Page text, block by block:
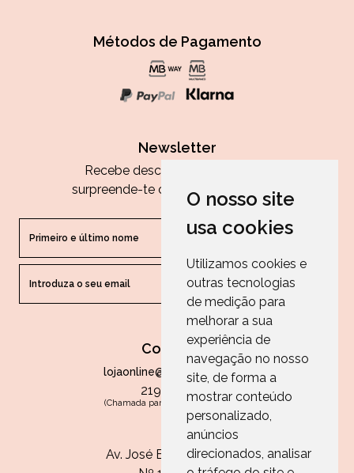
O nosso site
usa cookies
Utilizamos cookies e
outras tecnologias
de medição para
melhorar a sua
experiência de
navegação no nosso
site, de forma a
mostrar conteúdo
personalizado,
anúncios
direcionados, analisar
Métodos de Pagamento
Newsletter
Recebe descontos exclusivos e
surpreende-te com as nossas dicas.
ENVIAR
Contactos
lojaonline@paperandarts.pt
219 862 836
(Chamada para a rede fixa nacional)
Loja
Av. José Batista Antunes